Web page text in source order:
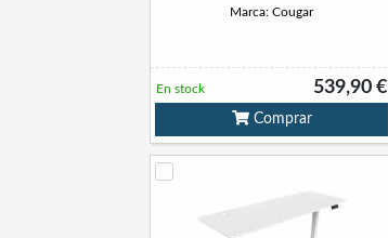
Marca: Cougar
539,90 €
En stock
Comprar